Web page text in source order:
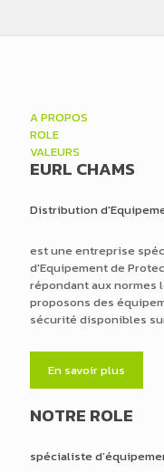
A PROPOS
ROLE
VALEURS
EURL CHAMS
Distribution
est une entreprise
d'Equipement de
répondant aux normes
proposons des
sécurité disponibles
En savoir plus
NOTRE ROLE
spécialiste